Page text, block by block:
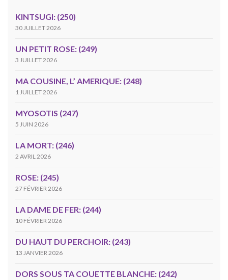
KINTSUGI: (250)
30 JUILLET 2026
UN PETIT ROSE: (249)
3 JUILLET 2026
MA COUSINE, L’ AMERIQUE: (248)
1 JUILLET 2026
MYOSOTIS (247)
5 JUIN 2026
LA MORT: (246)
2 AVRIL 2026
ROSE: (245)
27 FÉVRIER 2026
LA DAME DE FER: (244)
10 FÉVRIER 2026
DU HAUT DU PERCHOIR: (243)
13 JANVIER 2026
DORS SOUS TA COUETTE BLANCHE: (242)